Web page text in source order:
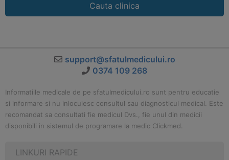
Cauta clinica
support@sfatulmedicului.ro
0374 109 268
Informatiile medicale de pe sfatulmedicului.ro sunt pentru educatie
si informare si nu inlocuiesc consultul sau diagnosticul medical. Este
recomandat sa consultati fie medicul Dvs., fie unul din medicii
disponibili in sistemul de programare la medic Clickmed.
LINKURI RAPIDE